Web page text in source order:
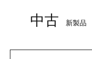
中古
新製品